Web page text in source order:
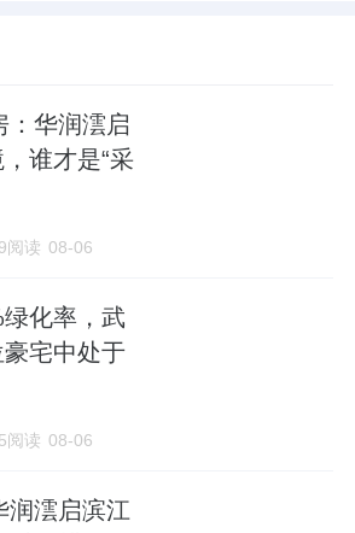
：华润澐启
谁才是“采
阅读 08-06
化率，武
宅中处于
阅读 08-06
润澐启滨江